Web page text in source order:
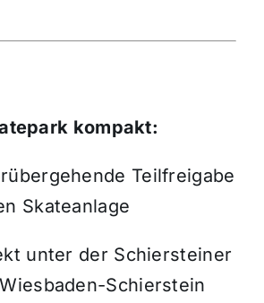
kompakt:
Teilfreigabe
Skateanlage
unter der Schiersteiner
Schierstein